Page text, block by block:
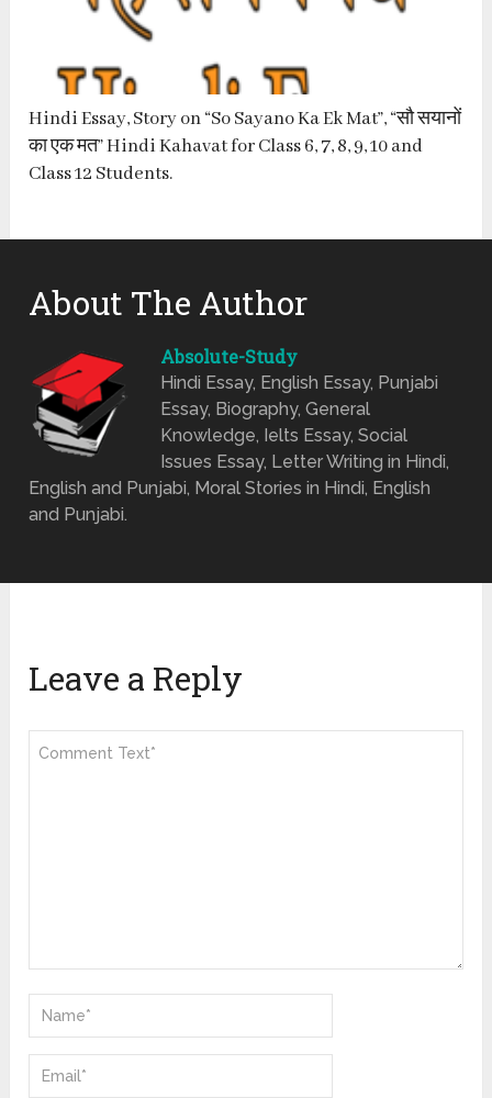
Hindi Essay, Story on “So Sayano Ka Ek Mat”, “सौ सयानों
का एक मत” Hindi Kahavat for Class 6, 7, 8, 9, 10 and
Class 12 Students.
About The Author
Absolute-Study
Hindi Essay, English Essay, Punjabi
Essay, Biography, General
Knowledge, Ielts Essay, Social
Issues Essay, Letter Writing in Hindi,
English and Punjabi, Moral Stories in Hindi, English
and Punjabi.
Leave a Reply